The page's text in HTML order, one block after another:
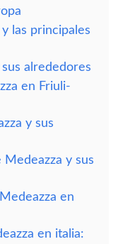
las principales
alrededores
en Friuli-
y sus
Medeazza y sus
en
en italia: